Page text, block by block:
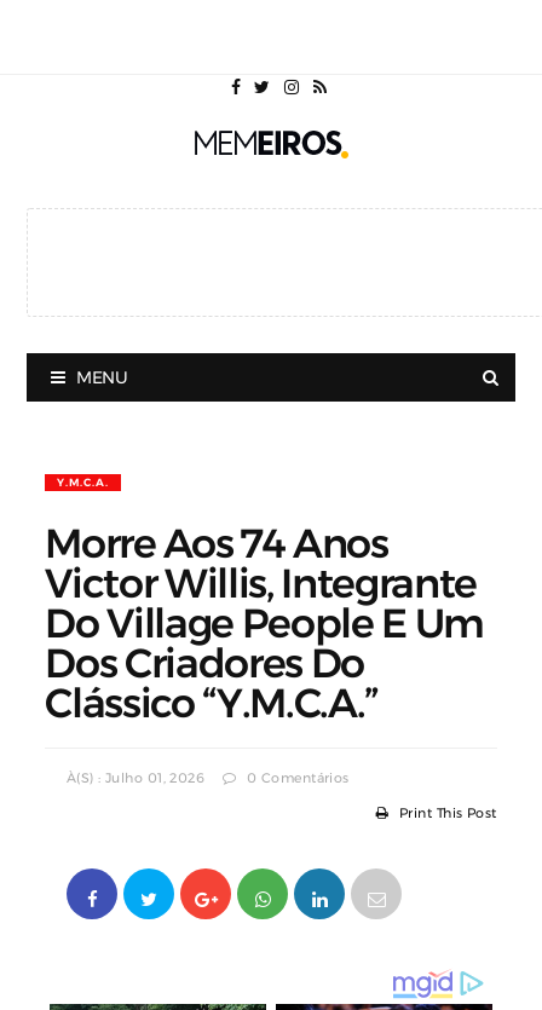
MENU
Y.M.C.A.
Morre Aos 74 Anos
Victor Willis, Integrante
Do Village People E Um
Dos Criadores Do
Clássico “Y.M.C.A.”
À(s) : Julho 01, 2026 0 Comentários
Print This Post